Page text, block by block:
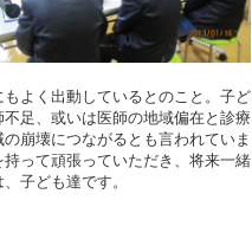
よく出動しているとのこと。子ど
足、或いは医師の地域偏在と診療
崩壊につながるとも言われていま
って頑張っていただき、将来一緒
子ども達です。